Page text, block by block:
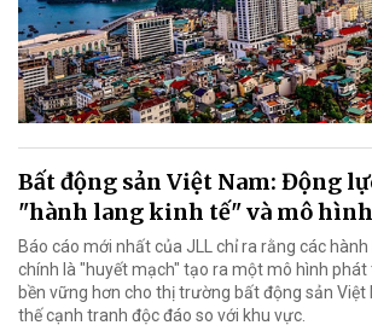
Bất động sản Việt Nam: Động
"hành lang kinh tế" và mô
Báo cáo mới nhất của JLL chỉ ra rằng các
chính là "huyết mạch" tạo ra một mô hình
bền vững hơn cho thị trường bất động sản Việt
thế cạnh tranh độc đáo so với khu vực.